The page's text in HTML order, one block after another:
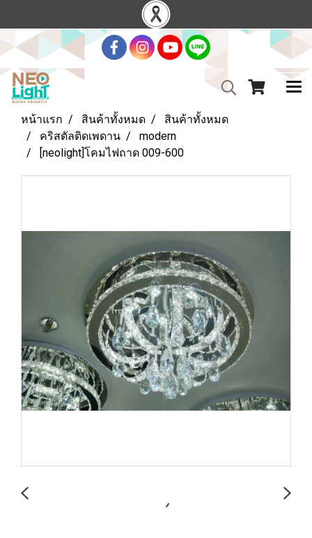
หน้าแรก สินค้าทั้งหมด
สินค้าทั้งหมด
คริสตัลติดเพดาน
modern
[neolight]โคมไฟถาด 009-600